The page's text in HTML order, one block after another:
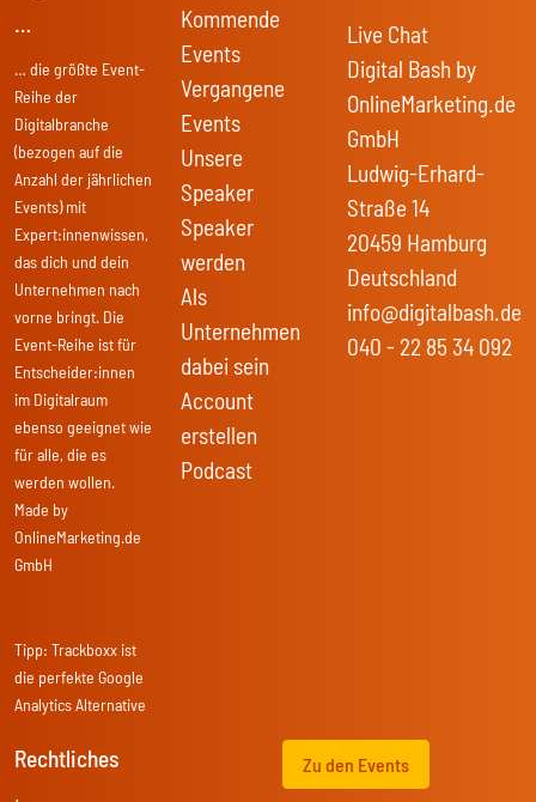
…
… die größte Event-
Reihe der
Digitalbranche
(bezogen auf die
Anzahl der jährlichen
Events) mit
Expert:innenwissen,
das dich und dein
Unternehmen nach
vorne bringt. Die
Event-Reihe ist für
Entscheider:innen
im Digitalraum
ebenso geeignet wie
für alle, die es
werden wollen.
Made by
OnlineMarketing.de
GmbH
Tipp: Trackboxx ist
die perfekte Google
Analytics Alternative
Kommende
Events
Vergangene
Events
Unsere
Speaker
Speaker
werden
Als
Unternehmen
dabei sein
Account
erstellen
Podcast
Live Chat
Digital Bash by
OnlineMarketing.de
GmbH
Ludwig-Erhard-
Straße 14
20459 Hamburg
Deutschland
info@digitalbash.de
040 - 22 85 34 092
Rechtliches
Zu den Events